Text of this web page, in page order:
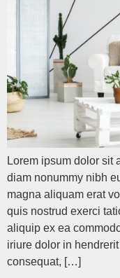
Lorem ipsum dolor sit
diam nonummy nibh
magna aliquam erat
quis nostrud exerci
aliquip ex ea
iriure dolor in
consequat, […]